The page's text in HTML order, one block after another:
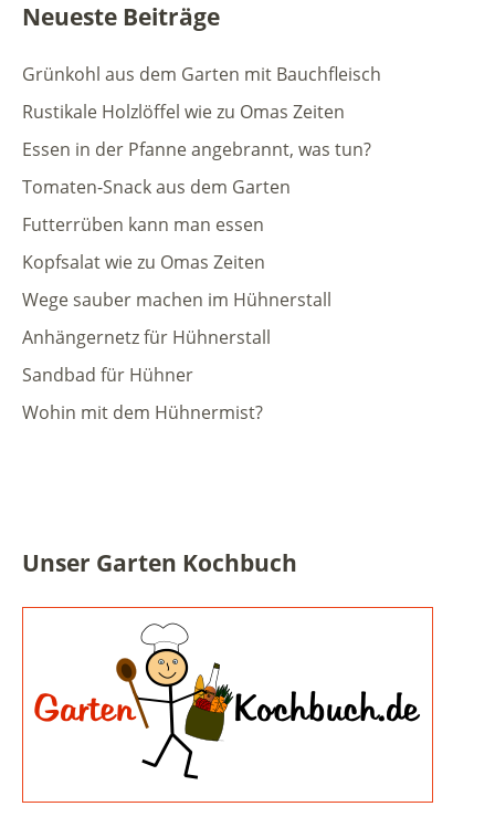
Neueste Beiträge
Grünkohl aus dem Garten mit Bauchfleisch
Rustikale Holzlöffel wie zu Omas Zeiten
Essen in der Pfanne angebrannt, was tun?
Tomaten-Snack aus dem Garten
Futterrüben kann man essen
Kopfsalat wie zu Omas Zeiten
Wege sauber machen im Hühnerstall
Anhängernetz für Hühnerstall
Sandbad für Hühner
Wohin mit dem Hühnermist?
Unser Garten Kochbuch